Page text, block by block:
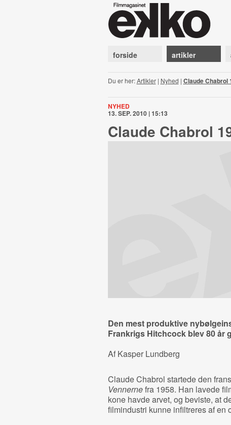
forside artikler
Du er her:Artikler| Nyhed | Claude Chabrol
NYHED
13. SEP. 2010 | 15:13
Claude Chabrol
Den mest produktive
Frankrigs Hitchcock blev 80 år
Af Kasper Lundberg
Claude Chabrol startede den
Vennernefra 1958. Han lavede
kone havde arvet, og beviste, at
filmindustri kunne infiltreres af en